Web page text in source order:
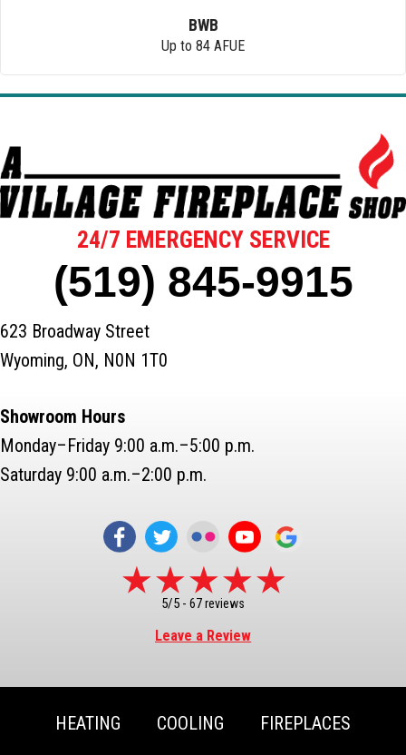
BWB
Up to 84 AFUE
24/7 EMERGENCY SERVICE
(519) 845-9915
623 Broadway Street
Wyoming, ON, N0N 1T0
Showroom Hours
Monday–Friday 9:00 a.m.–5:00 p.m.
Saturday 9:00 a.m.–2:00 p.m.
5/5 - 67 reviews
Leave a Review
HEATING COOLING FIREPLACES